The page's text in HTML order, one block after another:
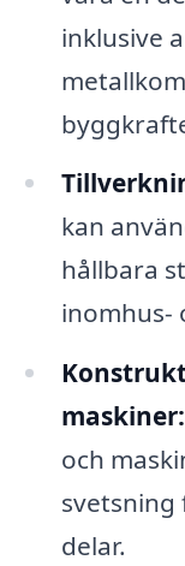
inklusive
kan
hållbara
inomhus-
maskiner:
och
svetsning
delar.